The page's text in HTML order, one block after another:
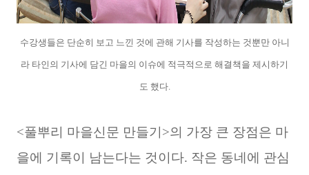
수강생들은 단순히 보고 느낀 것에 관해 기사를 작성하는 것뿐만 아니
라 타인의 기사에 담긴 마을의 이슈에 적극적으로 해결책을 제시하기
도 했다.
<풀뿌리 마을신문 만들기>의 가장 큰 장점은 마
을에 기록이 남는다는 것이다. 작은 동네에 관심